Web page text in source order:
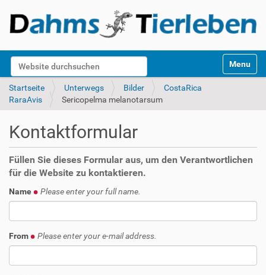
Website durchsuchen
k
Toggle
Startseite Unterwegs Bilder
CostaRica
RaraAvis
Sericopelma melanotarsum
Kontaktformular
Füllen Sie dieses Formular aus, um den Verantwortlichen
für die Website zu kontaktieren.
Name Please enter your full name.
From Please enter your e-mail address.